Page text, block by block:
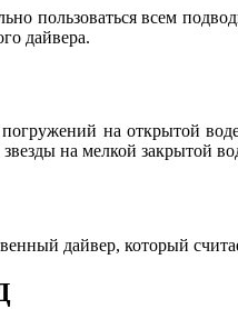
пользоваться всем
дайвера.
на открытой
на мелкой закрытой
дайвер, который